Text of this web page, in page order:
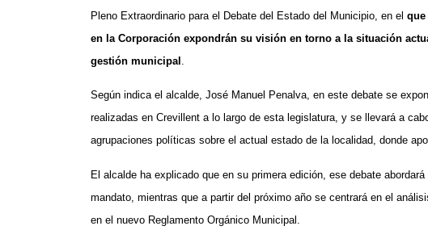
Pleno Extraordinario para el Debate del Estado del Municipio, en el
en la Corporación expondrán su visión en torno a la situación
gestión municipal
Según indica el alcalde, José Manuel Penalva, en este debate se
realizadas en Crevillent a lo largo de esta legislatura, y se llevará a
agrupaciones políticas sobre el actual estado de la localidad, donde
El alcalde ha explicado que en su primera edición, ese debate
mandato, mientras que a partir del próximo año se centrará en el
en el nuevo Reglamento Orgánico Municipal.